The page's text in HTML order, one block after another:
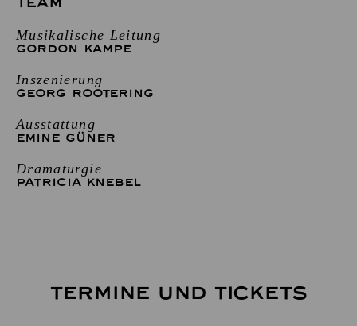
Musikalische Leitung
GORDON KAMPE
Inszenierung
GEORG ROOTERING
Ausstattung
EMINE GÜNER
Dramaturgie
PATRICIA KNEBEL
TERMINE UND TICKETS